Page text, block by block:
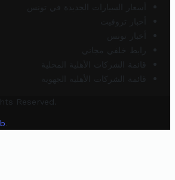
أسعار السيارات الجديدة في تونس
أخبار تروفيت
أخبار تونس
رابط خلفي مجاني
قائمة الشركات الأهلية المحلية
قائمة الشركات الأهلية الجهوية
Reserved.